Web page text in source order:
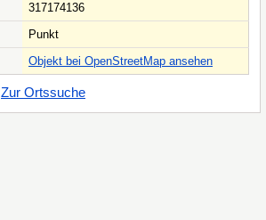
317174136
Punkt
Objekt bei OpenStreetMap ansehen
Zur Ortssuche